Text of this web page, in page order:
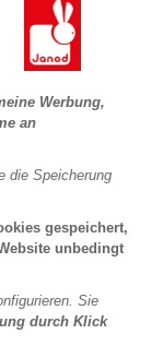
Werbung,
an
die Speicherung
gespeichert,
unbedingt
Sie
durch Klick